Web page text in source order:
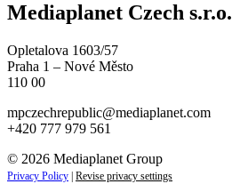
Mediaplanet Czech s.r.o.
Opletalova 1603/57
Praha 1 – Nové Město
110 00
mpczechrepublic@mediaplanet.com
+420 777 979 561
© 2026 Mediaplanet Group
Privacy Policy Revise privacy settings